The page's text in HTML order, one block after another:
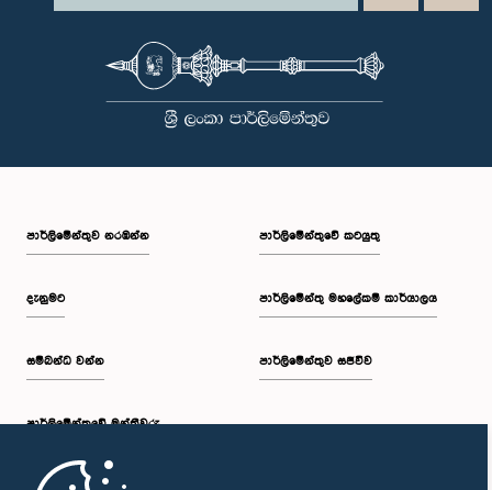
පාර්ලි‌මේන්තුව නරඹන්න
දැනුමට
සම්බන්ධ වන්න
පාර්ලි‌මේන්තුවේ මන්ත්‍රීවරු
මුල් පිටුව
පාර්ලිමේන්තුවේ කටයුතු
පාර්ලිමේන්තු මහලේකම් කාර්යාලය
පාර්ලිමේන්තුව සජීවීව